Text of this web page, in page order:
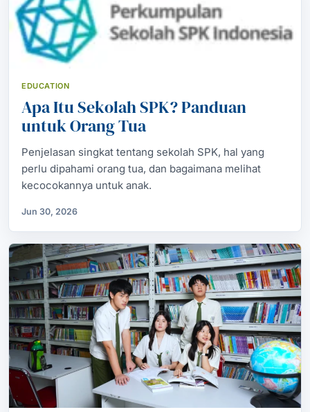
EDUCATION
Apa Itu Sekolah SPK? Panduan
untuk Orang Tua
Penjelasan singkat tentang sekolah SPK, hal yang
perlu dipahami orang tua, dan bagaimana melihat
kecocokannya untuk anak.
Jun 30, 2026